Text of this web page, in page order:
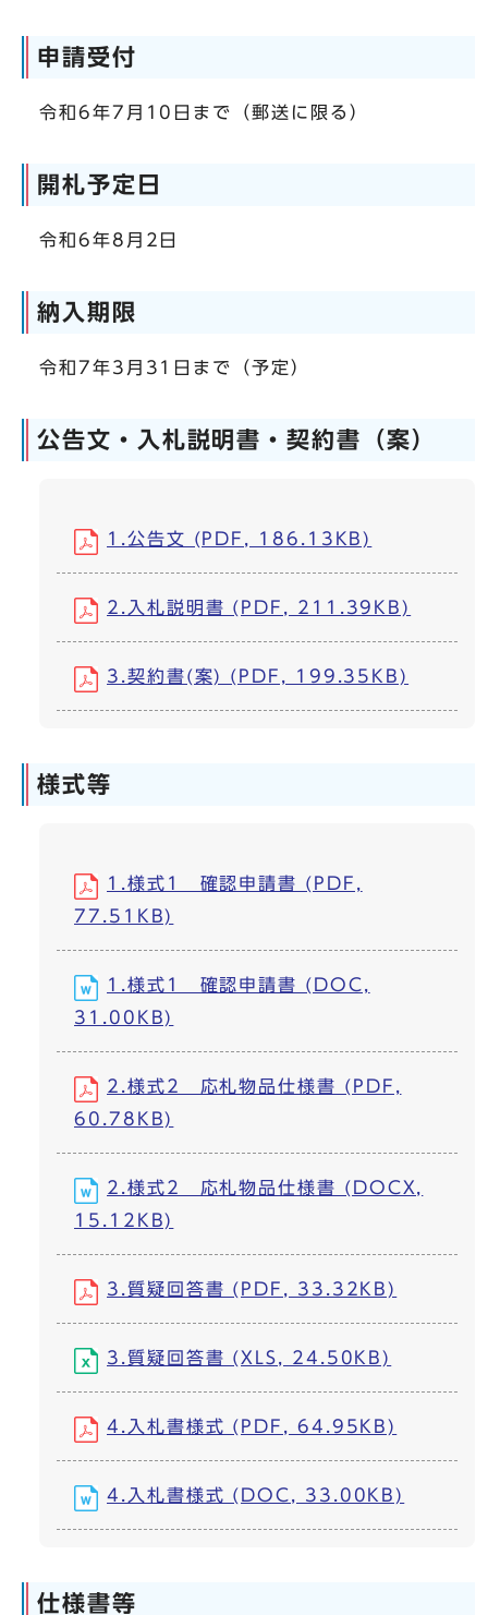
申請受付
令和6年7月10日まで（郵送に限る）
開札予定日
令和6年8月2日
納入期限
令和7年3月31日まで（予定）
公告文・入札説明書・契約書（案）
1.公告文 (PDF, 186.13KB)
2.入札説明書 (PDF, 211.39KB)
3.契約書(案) (PDF, 199.35KB)
様式等
1.様式1 確認申請書 (PDF,
77.51KB)
1.様式1 確認申請書 (DOC,
31.00KB)
2.様式2 応札物品仕様書 (PDF,
60.78KB)
2.様式2 応札物品仕様書 (DOCX,
15.12KB)
3.質疑回答書 (PDF, 33.32KB)
3.質疑回答書 (XLS, 24.50KB)
4.入札書様式 (PDF, 64.95KB)
4.入札書様式 (DOC, 33.00KB)
仕様書等